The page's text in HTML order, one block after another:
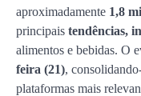
aproximadamente 1,8
principais tendências,
alimentos e bebidas. O
feira (21),
plataformas mais